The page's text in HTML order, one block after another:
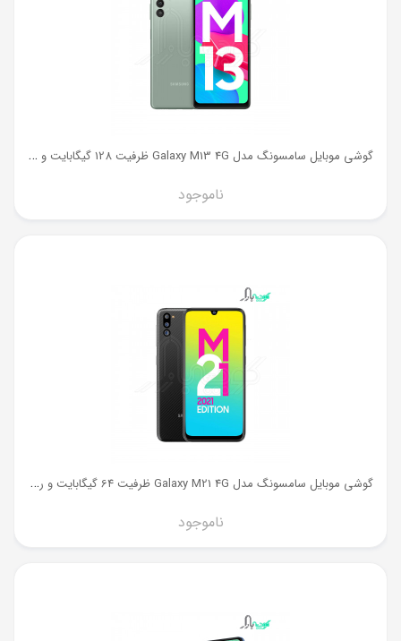
گ
وشی موبایل سامسونگ مدل Galaxy M13 4G ظرفیت 128 گیگابایت و رم 6 گیگ
ناموجود
گ
وشی موبایل سامسونگ مدل Galaxy M21 4G ظرفیت 64 گیگابایت و رم 4 گیگ
ناموجود